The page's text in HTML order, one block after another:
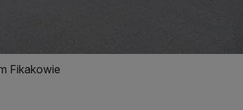
Fikakowie